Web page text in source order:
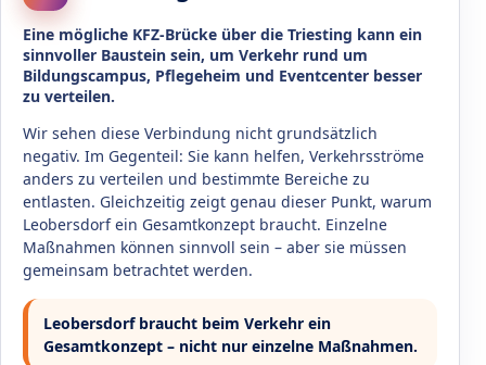
Eine mögliche KFZ-Brücke über die Triesting kann ein
sinnvoller Baustein sein, um Verkehr rund um
Bildungscampus, Pflegeheim und Eventcenter besser
zu verteilen.
Wir sehen diese Verbindung nicht grundsätzlich
negativ. Im Gegenteil: Sie kann helfen, Verkehrsströme
anders zu verteilen und bestimmte Bereiche zu
entlasten. Gleichzeitig zeigt genau dieser Punkt, warum
Leobersdorf ein Gesamtkonzept braucht. Einzelne
Maßnahmen können sinnvoll sein – aber sie müssen
gemeinsam betrachtet werden.
Leobersdorf braucht beim Verkehr ein
Gesamtkonzept – nicht nur einzelne Maßnahmen.